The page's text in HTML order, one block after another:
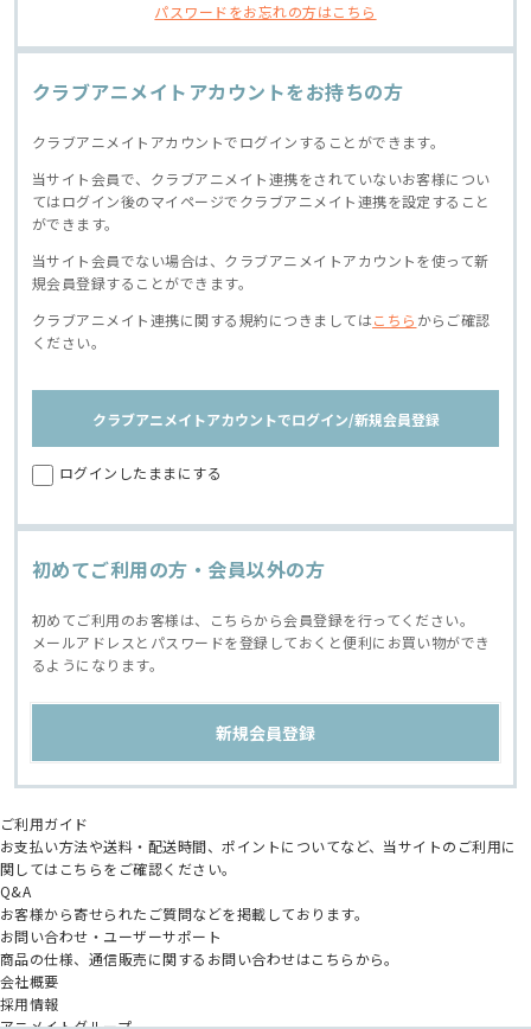
パスワードをお忘れの方はこちら
クラブアニメイトアカウントをお持ちの方
クラブアニメイトアカウントでログインすることができます。
当サイト会員で、クラブアニメイト連携をされていないお客様につい
てはログイン後のマイページでクラブアニメイト連携を設定すること
ができます。
当サイト会員でない場合は、クラブアニメイトアカウントを使って新
規会員登録することができます。
クラブアニメイト連携に関する規約につきましてはこちら からご確認
ください。
クラブアニメイトアカウントでログイン/新規会員登録
ログインしたままにする
初めてご利用の方・会員以外の方
初めてご利用のお客様は、こちらから会員登録を行ってください。
メールアドレスとパスワードを登録しておくと便利にお買い物ができ
るようになります。
ご利用ガイド
お支払い方法や送料・配送時間、ポイントについてなど、当サイトのご利用に
関してはこちらをご確認ください。
Q&A
お客様から寄せられたご質問などを掲載しております。
お問い合わせ・ユーザーサポート
商品の仕様、通信販売に関するお問い合わせはこちらから。
会社概要
採用情報